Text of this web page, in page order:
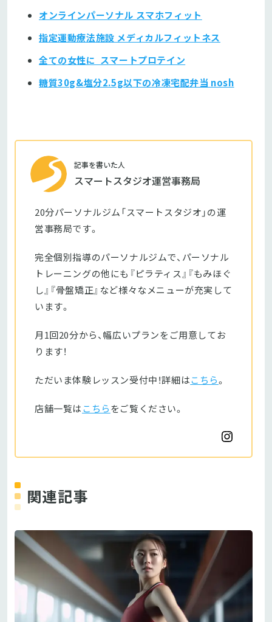
オンラインパーソナル スマホフィット
指定運動療法施設 メディカルフィットネス
全ての女性に スマートプロテイン
糖質30g&塩分2.5g以下の冷凍宅配弁当 nosh
記事を書いた人
スマートスタジオ運営事務局
20分パーソナルジム「スマートスタジオ」の運
営事務局です。
完全個別指導のパーソナルジムで、パーソナル
トレーニングの他にも『ピラティス』『もみほぐ
し』『骨盤矯正』など様々なメニューが充実して
います。
月1回20分から、幅広いプランをご用意してお
ります！
ただいま体験レッスン受付中！詳細はこちら。
店舗一覧はこちらをご覧ください。
関連記事